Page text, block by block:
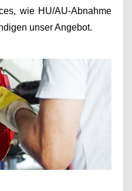
wie HU/AU-Abnahme
unser Angebot.